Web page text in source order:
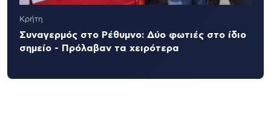
Κρήτη
Συναγερμός στο Ρέθυμνο: Δύο φωτιές στο ίδιο
σημείο - Πρόλαβαν τα χειρότερα